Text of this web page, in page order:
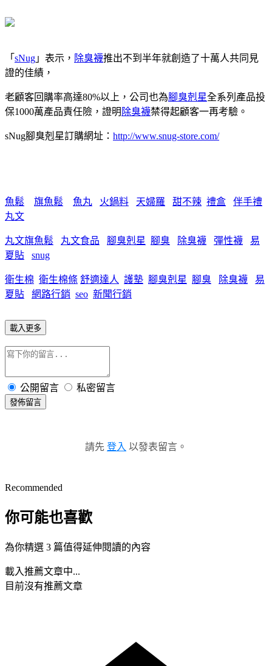
「 sNug 」表示， 除臭襪推出不到半年就創造了十萬人共同見
證的佳績，
老顧客回購率高達80%以上，公司也為腳臭剋星全系列產品投
保1000萬產品責任險，證明 除臭襪禁得起顧客一再考驗。
sNug腳臭剋星訂購網址： http://www.snug-store.com/
魚鬆 旗魚鬆 魚丸 火鍋料 天婦羅 甜不辣 禮盒
伴手禮
丸文
丸文旗魚鬆 丸文食品 腳臭剋星 腳臭 除臭襪 彈性襪
易
夏貼
snug
衛生棉 衛生棉條 舒適達人 護墊 腳臭剋星 腳臭 除臭襪
易
夏貼
網路行銷 seo 新聞行銷
載入更多
公開留言 私密留言
發佈留言
請先 登入 以發表留言。
Recommended
你可能也喜歡
為你精選 3 篇值得延伸閱讀的內容
載入推薦文章中...
目前沒有推薦文章